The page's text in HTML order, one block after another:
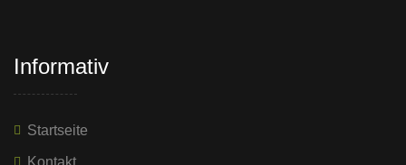
Informativ
Startseite
Kontakt